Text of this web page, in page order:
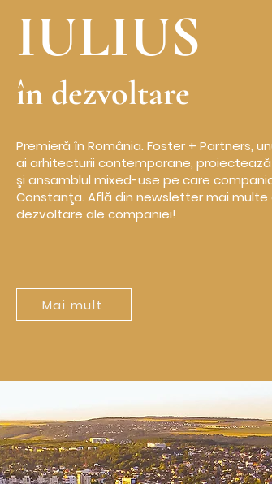
IULIUS
în dezvoltare
Premieră în România. Foster + Partners,
ai arhitecturii contemporane,
şi ansamblul mixed-use pe care compania
Constanţa. Află din newsletter mai multe
dezvoltare ale companiei!
Mai mult